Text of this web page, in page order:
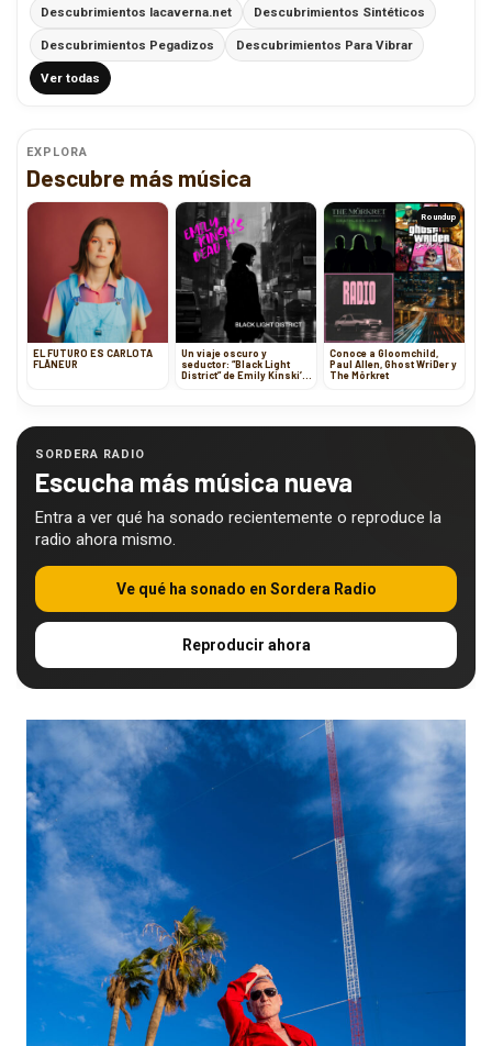
Descubrimientos lacaverna.net Descubrimientos Sintéticos
Descubrimientos Pegadizos Descubrimientos Para Vibrar
Ver todas
EXPLORA
Descubre más música
EL FUTURO ES CARLOTA
FLÂNEUR
Un viaje oscuro y
seductor: “Black Light
District” de Emily Kinski’s
Roundup
Conoce a Gloomchild,
Paul Allen, Ghost WriDer y
The Mörkret
SORDERA RADIO
Escucha más música nueva
Entra a ver qué ha sonado recientemente o reproduce la
radio ahora mismo.
Ve qué ha sonado en Sordera Radio
Reproducir ahora